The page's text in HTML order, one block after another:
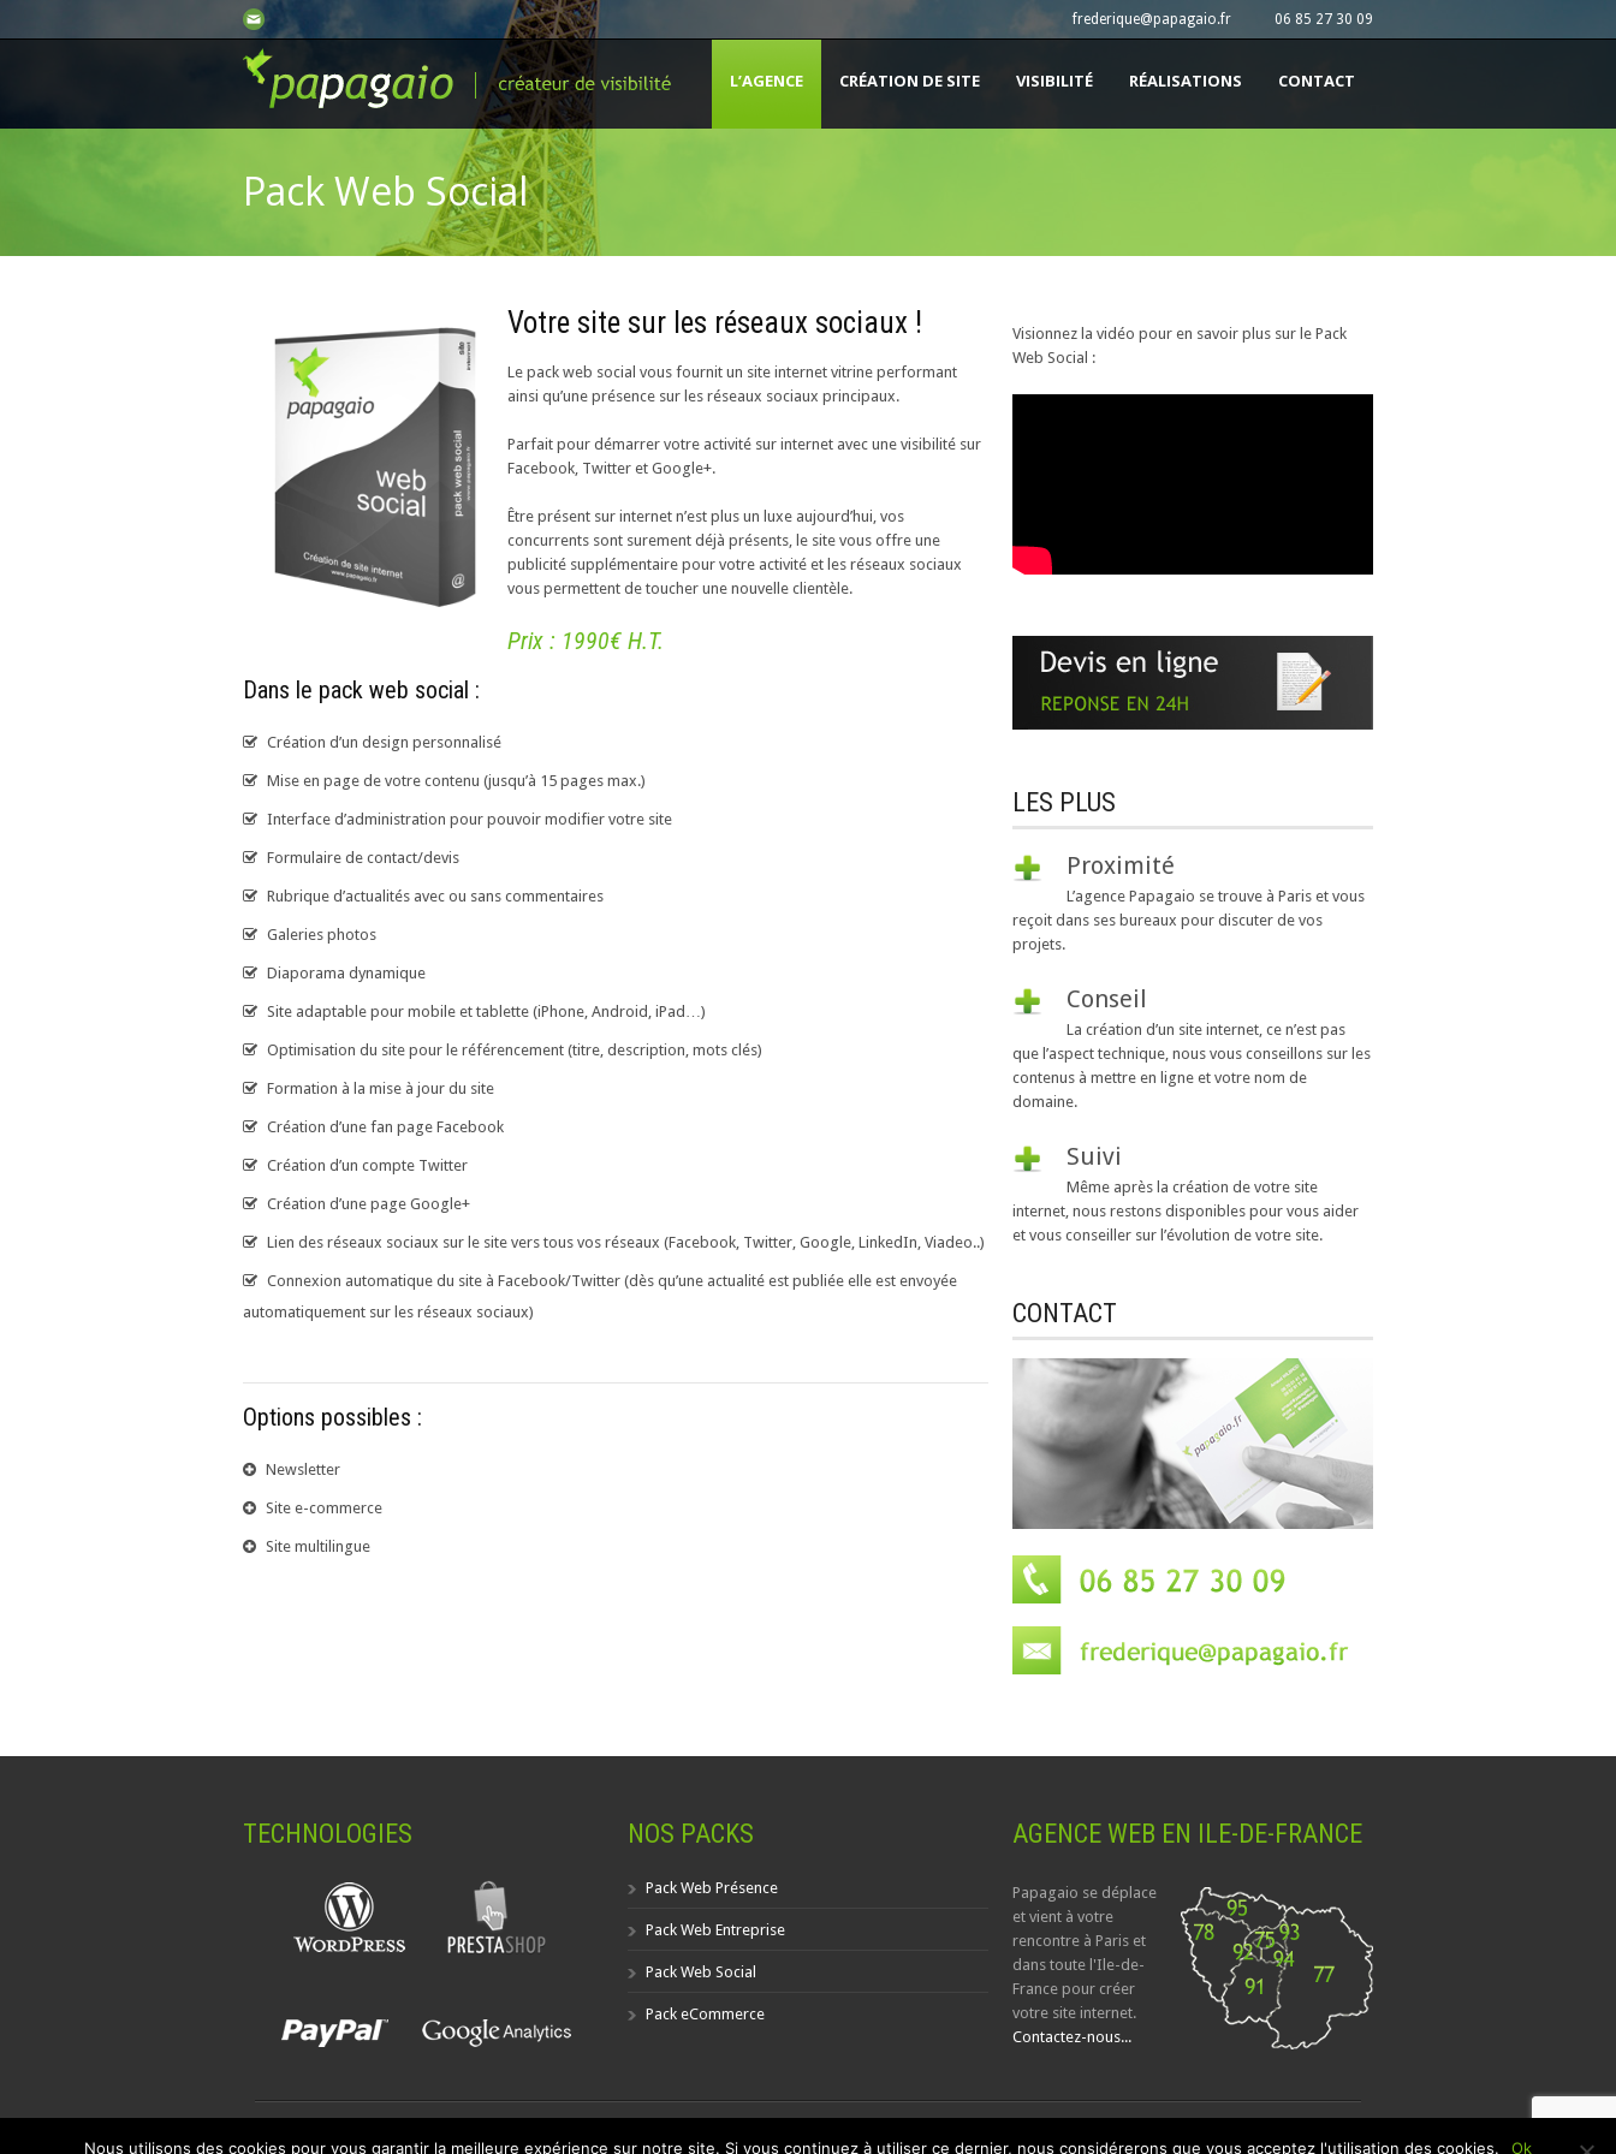
frederique@papagaio.fr 06 85 27 30 09
L’AGENCE CRÉATION DE SITE VISIBILITÉ RÉALISATIONS CONTACT
Pack Web Social
Votre site sur les réseaux sociaux !
Le pack web social vous fournit un site internet vitrine performant
ainsi qu’une présence sur les réseaux sociaux principaux.
Parfait pour démarrer votre activité sur internet avec une visibilité sur
Facebook, Twitter et Google+.
Être présent sur internet n’est plus un luxe aujourd’hui, vos
concurrents sont surement déjà présents, le site vous offre une
publicité supplémentaire pour votre activité et les réseaux sociaux
vous permettent de toucher une nouvelle clientèle.
Prix : 1990€ H.T.
Dans le pack web social :
Création d’un design personnalisé
Mise en page de votre contenu (jusqu’à 15 pages max.)
Interface d’administration pour pouvoir modifier votre site
Formulaire de contact/devis
Rubrique d’actualités avec ou sans commentaires
Galeries photos
Diaporama dynamique
Site adaptable pour mobile et tablette (iPhone, Android, iPad…)
Optimisation du site pour le référencement (titre, description, mots clés)
Formation à la mise à jour du site
Création d’une fan page Facebook
Création d’un compte Twitter
Création d’une page Google+
Lien des réseaux sociaux sur le site vers tous vos réseaux (Facebook, Twitter, Google, LinkedIn, Viadeo..)
Connexion automatique du site à Facebook/Twitter (dès qu’une actualité est publiée elle est envoyée
automatiquement sur les réseaux sociaux)
Options possibles :
Newsletter
Site e-commerce
Site multilingue
Visionnez la vidéo pour en savoir plus sur le Pack
Web Social :
LES PLUS
Proximité
L’agence Papagaio se trouve à Paris et vous
reçoit dans ses bureaux pour discuter de vos
projets.
Conseil
La création d’un site internet, ce n’est pas
que l’aspect technique, nous vous conseillons sur les
contenus à mettre en ligne et votre nom de
domaine.
Suivi
Même après la création de votre site
internet, nous restons disponibles pour vous aider
et vous conseiller sur l’évolution de votre site.
CONTACT
TECHNOLOGIES NOS PACKS
Pack Web Présence
Pack Web Entreprise
Pack Web Social
Pack eCommerce
AGENCE WEB EN ILE-DE-FRANCE
Papagaio se déplace
et vient à votre
rencontre à Paris et
dans toute l'Ile-de-
France pour créer
votre site internet.
Contactez-nous...
Tous droits réservés - Papagaio © 2015 - Mentions légales Contact
Nous utilisons des cookies pour vous garantir la meilleure expérience sur notre site. Si vous continuez à utiliser ce dernier, nous considérerons que vous acceptez l'utilisation des cookies. Ok